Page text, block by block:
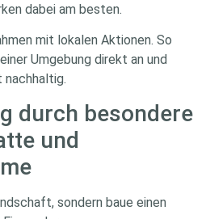
dabei am besten.
mit lokalen Aktionen. So
Umgebung direkt an und
durch besondere
und
sondern baue einen